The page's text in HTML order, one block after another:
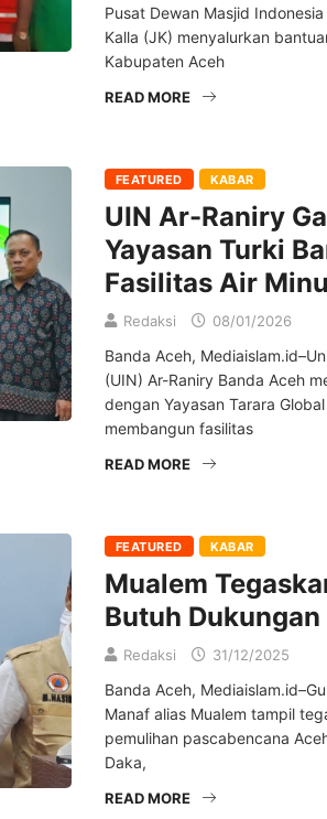
Pusat Dewan Masjid
Kalla (JK) menyalurkan
Kabupaten Aceh
READ MORE
FEATURED KABAR
UIN Ar-Raniry
Yayasan Turki
Fasilitas Air
Redaksi 08/01/2026
Banda Aceh,
(UIN) Ar-Raniry Banda Aceh
dengan Yayasan Tarara
membangun fasilitas
READ MORE
FEATURED KABAR
Mualem
Butuh Dukungan
Redaksi 31/12/2025
Banda Aceh,
Manaf alias Mualem tampil
pemulihan pascabencana
Daka,
READ MORE